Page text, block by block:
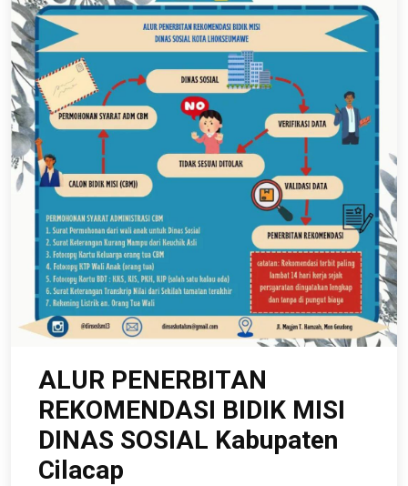
ALUR PENERBITAN
REKOMENDASI BIDIK MISI
DINAS SOSIAL Kabupaten
Cilacap